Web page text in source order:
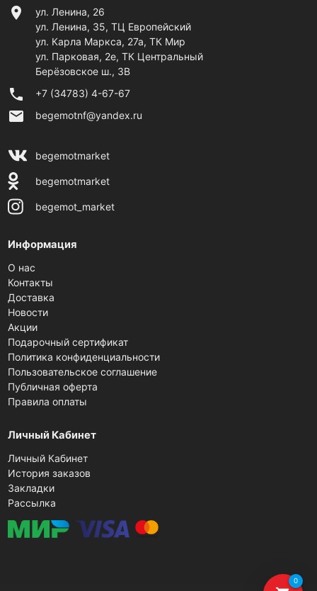
0
location_on
ул. Ленина, 26
ул. Ленина, 35, ТЦ Европейский
ул. Карла Маркса, 27а, ТК Мир
ул. Парковая, 2е, ТК Центральный
Берёзовское ш., 3В
phone +7 (34783) 4-67-67
email begemotnf@yandex.ru
begemotmarket
begemotmarket
begemot_market
Информация
О нас
Контакты
Доставка
Новости
Акции
Подарочный сертификат
Политика конфиденциальности
Пользовательское соглашение
Публичная оферта
Правила оплаты
Личный Кабинет
Личный Кабинет
История заказов
Закладки
Рассылка